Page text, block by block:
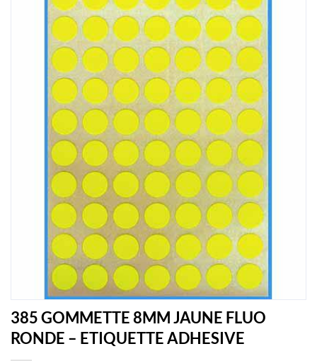
385 GOMMETTE 8MM JAUNE FLUO
RONDE – ETIQUETTE ADHESIVE